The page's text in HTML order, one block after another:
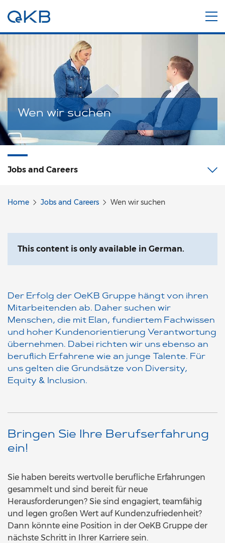
Wen wir suchen
Jobs and Careers
Home Jobs and Careers Wen wir suchen
This content is only available in German.
Der Erfolg der OeKB Gruppe hängt von ihren
Mitarbeitenden ab. Daher suchen wir
Menschen, die mit Elan, fundiertem Fachwissen
und hoher Kundenorientierung Verantwortung
übernehmen. Dabei richten wir uns ebenso an
beruflich Erfahrene wie an junge Talente. Für
uns gelten die Grundsätze von Diversity,
Equity & Inclusion.
Bringen Sie Ihre Berufserfahrung
ein!
Sie haben bereits wertvolle berufliche Erfahrungen
gesammelt und sind bereit für neue
Herausforderungen? Sie sind engagiert, teamfähig
und legen großen Wert auf Kundenzufriedenheit?
Dann könnte eine Position in der OeKB Gruppe der
nächste Schritt in Ihrer Karriere sein.